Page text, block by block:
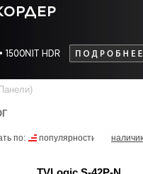
по: популярности